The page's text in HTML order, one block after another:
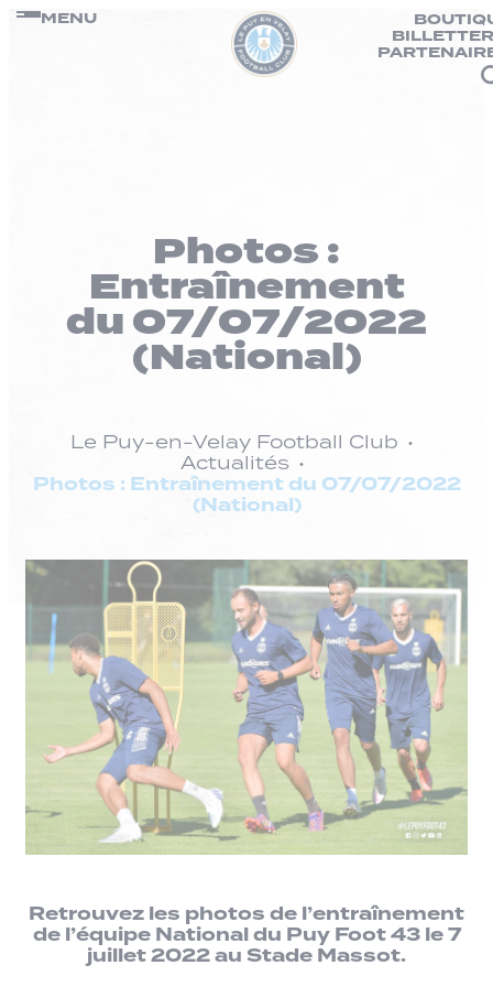
Passer
MENU
Photos :
Entraînement
du 07/07/2022
(National)
Le Puy-en-Velay Football Club
Actualités
Photos : Entraînement du 07/07/2022
(National)
Retrouvez les photos de l’entraînement
de l’équipe National du Puy Foot 43 le 7
juillet 2022 au Stade Massot.
Panneau de gestion des cookies